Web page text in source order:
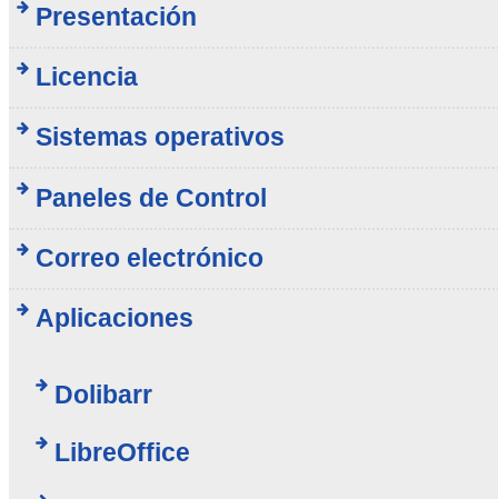
Presentación
Licencia
Sistemas operativos
Paneles de Control
Correo electrónico
Aplicaciones
Dolibarr
LibreOffice